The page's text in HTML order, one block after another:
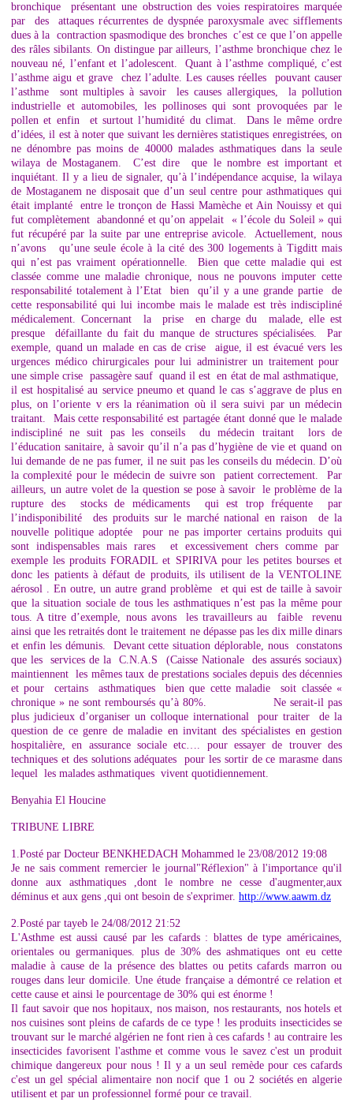
bronchique présentant une obstruction des voies respiratoires marquée
par des attaques récurrentes de dyspnée paroxysmale avec sifflements
dues à la contraction spasmodique des bronches c’est ce que l’on appelle
des râles sibilants. On distingue par ailleurs, l’asthme bronchique chez le
nouveau né, l’enfant et l’adolescent. Quant à l’asthme compliqué, c’est
l’asthme aigu et grave chez l’adulte. Les causes réelles pouvant causer
l’asthme sont multiples à savoir les causes allergiques, la pollution
industrielle et automobiles, les pollinoses qui sont provoquées par le
pollen et enfin et surtout l’humidité du climat. Dans le même ordre
d’idées, il est à noter que suivant les dernières statistiques enregistrées, on
ne dénombre pas moins de 40000 malades asthmatiques dans la seule
wilaya de Mostaganem. C’est dire que le nombre est important et
inquiétant. Il y a lieu de signaler, qu’à l’indépendance acquise, la wilaya
de Mostaganem ne disposait que d’un seul centre pour asthmatiques qui
était implanté entre le tronçon de Hassi Mamèche et Ain Nouissy et qui
fut complètement abandonné et qu’on appelait « l’école du Soleil » qui
fut récupéré par la suite par une entreprise avicole. Actuellement, nous
n’avons qu’une seule école à la cité des 300 logements à Tigditt mais
qui n’est pas vraiment opérationnelle. Bien que cette maladie qui est
classée comme une maladie chronique, nous ne pouvons imputer cette
responsabilité totalement à l’Etat bien qu’il y a une grande partie de
cette responsabilité qui lui incombe mais le malade est très indiscipliné
médicalement. Concernant la prise en charge du malade, elle est
presque défaillante du fait du manque de structures spécialisées. Par
exemple, quand un malade en cas de crise aigue, il est évacué vers les
urgences médico chirurgicales pour lui administrer un traitement pour
une simple crise passagère sauf quand il est en état de mal asthmatique,
il est hospitalisé au service pneumo et quand le cas s’aggrave de plus en
plus, on l’oriente v ers la réanimation où il sera suivi par un médecin
traitant. Mais cette responsabilité est partagée étant donné que le malade
indiscipliné ne suit pas les conseils du médecin traitant lors de
l’éducation sanitaire, à savoir qu’il n’a pas d’hygiène de vie et quand on
lui demande de ne pas fumer, il ne suit pas les conseils du médecin. D’où
la complexité pour le médecin de suivre son patient correctement. Par
ailleurs, un autre volet de la question se pose à savoir le problème de la
rupture des stocks de médicaments qui est trop fréquente par
l’indisponibilité des produits sur le marché national en raison de la
nouvelle politique adoptée pour ne pas importer certains produits qui
sont indispensables mais rares et excessivement chers comme par
exemple les produits FORADIL et SPIRIVA pour les petites bourses et
donc les patients à défaut de produits, ils utilisent de la VENTOLINE
aérosol . En outre, un autre grand problème et qui est de taille à savoir
que la situation sociale de tous les asthmatiques n’est pas la même pour
tous. A titre d’exemple, nous avons les travailleurs au faible revenu
ainsi que les retraités dont le traitement ne dépasse pas les dix mille dinars
et enfin les démunis. Devant cette situation déplorable, nous constatons
que les services de la C.N.A.S (Caisse Nationale des assurés sociaux)
maintiennent les mêmes taux de prestations sociales depuis des décennies
et pour certains asthmatiques bien que cette maladie soit classée «
chronique » ne sont remboursés qu’à 80%. Ne serait-il pas
plus judicieux d’organiser un colloque international pour traiter de la
question de ce genre de maladie en invitant des spécialistes en gestion
hospitalière, en assurance sociale etc…. pour essayer de trouver des
techniques et des solutions adéquates pour les sortir de ce marasme dans
lequel les malades asthmatiques vivent quotidiennement.
Benyahia El Houcine
TRIBUNE LIBRE
1.Posté par Docteur BENKHEDACH Mohammed le 23/08/2012 19:08
Je ne sais comment remercier le journal"Réflexion" à l'importance qu'il
donne aux asthmatiques ,dont le nombre ne cesse d'augmenter,aux
déminus et aux gens ,qui ont besoin de s'exprimer. http://www.aawm.dz
2.Posté par tayeb le 24/08/2012 21:52
L'Asthme est aussi causé par les cafards : blattes de type américaines,
orientales ou germaniques. plus de 30% des ashmatiques ont eu cette
maladie à cause de la présence des blattes ou petits cafards marron ou
rouges dans leur domicile. Une étude française a démontré ce relation et
cette cause et ainsi le pourcentage de 30% qui est énorme !
Il faut savoir que nos hopitaux, nos maison, nos restaurants, nos hotels et
nos cuisines sont pleins de cafards de ce type ! les produits insecticides se
trouvant sur le marché algérien ne font rien à ces cafards ! au contraire les
insecticides favorisent l'asthme et comme vous le savez c'est un produit
chimique dangereux pour nous ! Il y a un seul remède pour ces cafards
c'est un gel spécial alimentaire non nocif que 1 ou 2 sociétés en algerie
utilisent et par un professionnel formé pour ce travail.